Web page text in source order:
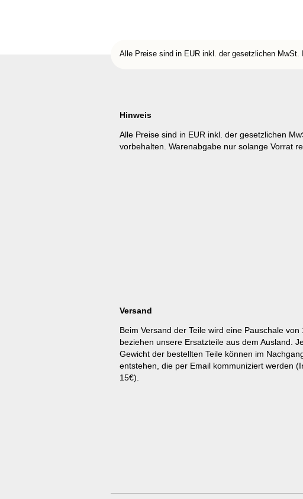
Alle Preise sind in EUR inkl. der gesetzlichen MwSt.
Hinweis
Alle Preise sind in EUR inkl. der gesetzlichen
vorbehalten. Warenabgabe nur solange Vorrat
Versand
Beim Versand der Teile wird eine Pauschale
beziehen unsere Ersatzteile aus dem Ausland.
Gewicht der bestellten Teile können im
entstehen, die per Email kommuniziert werden
15€).